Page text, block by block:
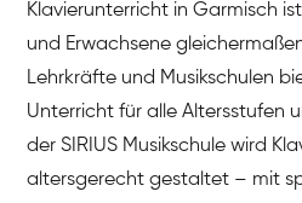
Klavierunterricht in Garmisch
und Erwachsene
Lehrkräfte und Musikschulen
Unterricht für alle Altersstufen
der SIRIUS Musikschule wird
altersgerecht gestaltet – mit